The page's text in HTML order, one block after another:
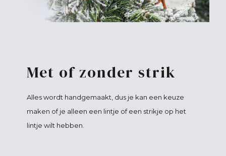
Met of zonder strik
Alles wordt handgemaakt, dus je kan een keuze
maken of je alleen een lintje of een strikje op het
lintje wilt hebben.